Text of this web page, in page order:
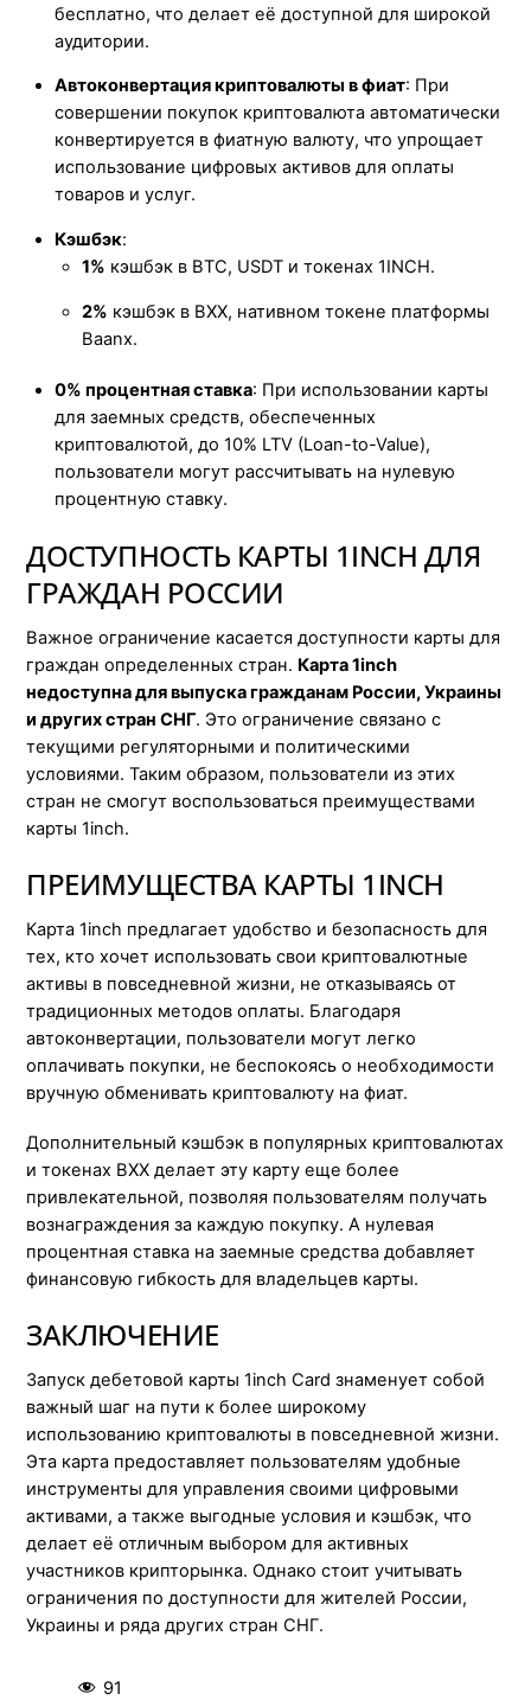
бесплатно, что делает её доступной для широкой
аудитории.
Автоконвертация криптовалюты в фиат: При
совершении покупок криптовалюта автоматически
конвертируется в фиатную валюту, что упрощает
использование цифровых активов для оплаты
товаров и услуг.
Кэшбэк:
1% кэшбэк в BTC, USDT и токенах 1INCH.
2% кэшбэк в BXX, нативном токене платформы
Baanx.
0% процентная ставка: При использовании карты
для заемных средств, обеспеченных
криптовалютой, до 10% LTV (Loan-to-Value),
пользователи могут рассчитывать на нулевую
процентную ставку.
ДОСТУПНОСТЬ КАРТЫ 1INCH ДЛЯ
ГРАЖДАН РОССИИ
Важное ограничение касается доступности карты для
граждан определенных стран. Карта 1inch
недоступна для выпуска гражданам России, Украины
и других стран СНГ. Это ограничение связано с
текущими регуляторными и политическими
условиями. Таким образом, пользователи из этих
стран не смогут воспользоваться преимуществами
карты 1inch.
ПРЕИМУЩЕСТВА КАРТЫ 1INCH
Карта 1inch предлагает удобство и безопасность для
тех, кто хочет использовать свои криптовалютные
активы в повседневной жизни, не отказываясь от
традиционных методов оплаты. Благодаря
автоконвертации, пользователи могут легко
оплачивать покупки, не беспокоясь о необходимости
вручную обменивать криптовалюту на фиат.
Дополнительный кэшбэк в популярных криптовалютах
и токенах BXX делает эту карту еще более
привлекательной, позволяя пользователям получать
вознаграждения за каждую покупку. А нулевая
процентная ставка на заемные средства добавляет
финансовую гибкость для владельцев карты.
ЗАКЛЮЧЕНИЕ
Запуск дебетовой карты 1inch Card знаменует собой
важный шаг на пути к более широкому
использованию криптовалюты в повседневной жизни.
Эта карта предоставляет пользователям удобные
инструменты для управления своими цифровыми
активами, а также выгодные условия и кэшбэк, что
делает её отличным выбором для активных
участников крипторынка. Однако стоит учитывать
ограничения по доступности для жителей России,
Украины и ряда других стран СНГ.
91